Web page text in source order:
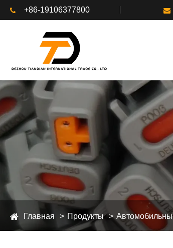
+86-19106377800
Главная Продукты